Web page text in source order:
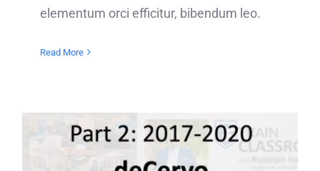
elementum orci efficitur, bibendum leo.
Read More